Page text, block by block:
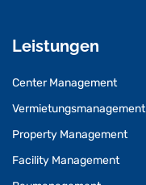
Leistungen
Center Management
Vermietungsmanagement
Property Management
Facility Management